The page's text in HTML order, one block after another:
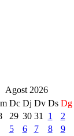
Agost 2026
Dc Dj Dv Ds Dg
29 30 31 1
2
5 6 7 8
9